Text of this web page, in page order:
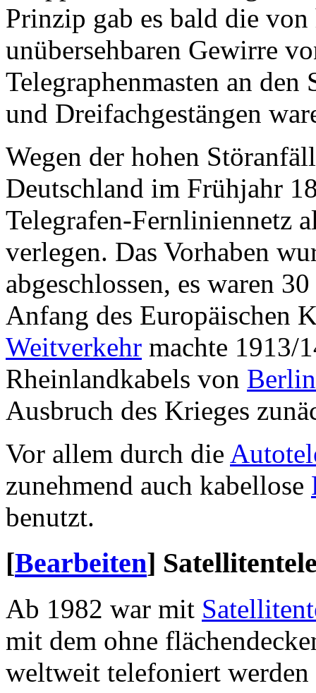
Prinzip gab es bald die
unübersehbaren Gewirre
Telegraphenmasten an
und Dreifachgestängen
Wegen der hohen
Deutschland im Frühjahr
Telegrafen-Fernliniennetz
verlegen. Das Vorhaben
abgeschlossen, es waren
Anfang des Europäischen
Weitverkehr machte 1913/
Rheinlandkabels von Berlin
Ausbruch des Krieges
Vor allem durch die
zunehmend auch kabellose
benutzt.
[Bearbeiten]
Ab 1982 war mit
mit dem ohne
weltweit telefoniert werden